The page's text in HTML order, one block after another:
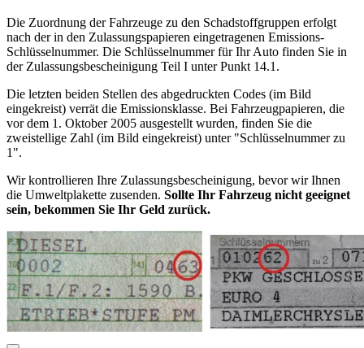
Die Zuordnung der Fahrzeuge zu den Schadstoffgruppen erfolgt
nach der in den Zulassungspapieren eingetragenen Emissions-
Schlüsselnummer. Die Schlüsselnummer für Ihr Auto finden Sie in
der Zulassungsbescheinigung Teil I unter Punkt 14.1.
Die letzten beiden Stellen des abgedruckten Codes (im Bild
eingekreist) verrät die Emissionsklasse. Bei Fahrzeugpapieren, die
vor dem 1. Oktober 2005 ausgestellt wurden, finden Sie die
zweistellige Zahl (im Bild eingekreist) unter "Schlüsselnummer zu
1".
Wir kontrollieren Ihre Zulassungsbescheinigung, bevor wir Ihnen
die Umweltplakette zusenden. Sollte Ihr Fahrzeug nicht geeignet
sein, bekommen Sie Ihr Geld zurück.